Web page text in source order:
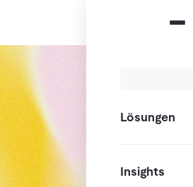
Lösungen
Insights